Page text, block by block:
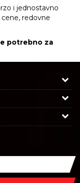
i jednostavno
redovne
potrebno za